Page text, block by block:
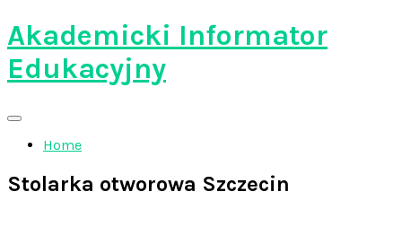
Skip
to
content
Akademicki Informator
Edukacyjny
Home
Stolarka otworowa Szczecin